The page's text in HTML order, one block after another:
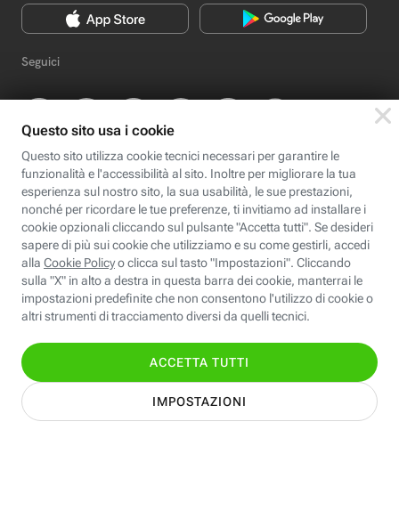
Seguici
Scopri Fastweb
Chi siamo
Credits e note legali
Fastweb.it
Fastweb Digital Academy
STEP FuturAbility District